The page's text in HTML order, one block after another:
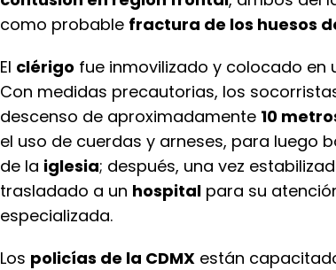
como probable fractura de los huesos
El clérigo fue inmovilizado y colocado en
Con medidas precautorias, los
descenso de aproximadamente 10
el uso de cuerdas y arneses, para luego
de la iglesia; después, una vez
trasladado a un hospital para su
especializada.
Los policías de la CDMX están